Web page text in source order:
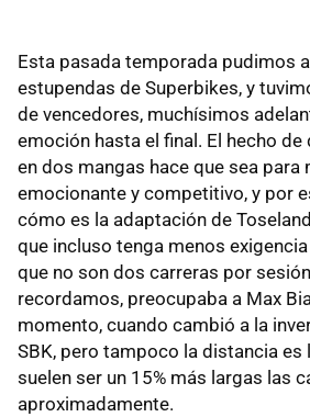
Esta pasada temporada pudimos
estupendas de Superbikes, y
de vencedores, muchísimos
emoción hasta el final. El hecho
en dos mangas hace que sea para
emocionante y competitivo, y por
cómo es la adaptación de
que incluso tenga menos
que no son dos carreras por
recordamos, preocupaba a Max
momento, cuando cambió a la
SBK, pero tampoco la distancia es
suelen ser un 15% más largas las
aproximadamente.